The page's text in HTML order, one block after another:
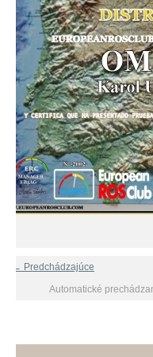
← Predchádzajúce
Automatické